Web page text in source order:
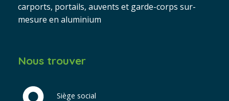
carports, portails, auvents et garde-corps sur-
mesure en aluminium
Nous trouver
Siège social